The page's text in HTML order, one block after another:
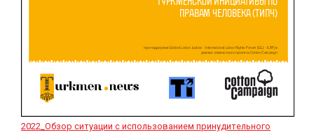
2022_Обзор ситуации с использованием принудительного